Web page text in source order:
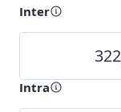
Inter
Intra